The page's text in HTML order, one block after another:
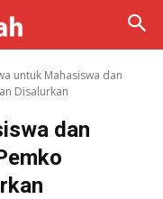
untuk Mahasiswa dan
Disalurkan
dan